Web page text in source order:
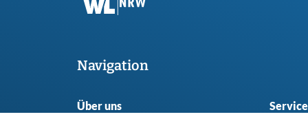
Navigation
Über uns